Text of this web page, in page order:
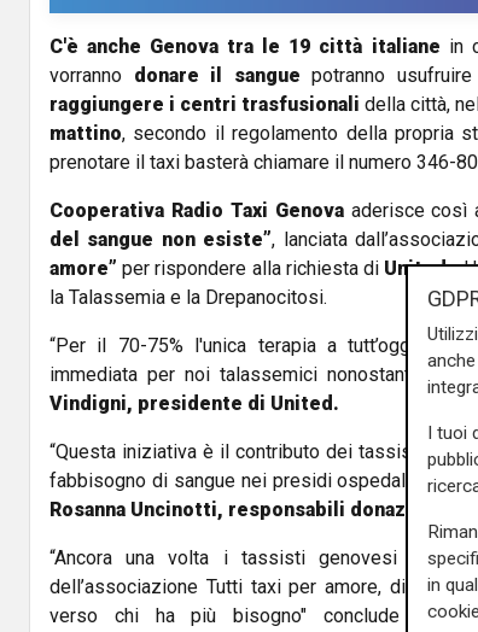
C'è anche Genova tra le 19 città italiane in
vorranno donare il sangue potranno
raggiungere i centri trasfusionali della città,
mattino, secondo il regolamento della propria
prenotare il taxi basterà chiamare il numero 346-
Cooperativa Radio Taxi Genovaaderisce così
del sangue non esiste”, lanciata
amore” per rispondere alla richiesta di United-
la Talassemia e la Drepanocitosi.
“Per il 70-75% l'unica terapia a tutt’oggi è la
immediata per noi talassemici nonostante le
Vindigni, presidente di United.
“Questa iniziativa è il contributo dei tassisti
fabbisogno di sangue nei presidi ospedalieri"
Rosanna Uncinotti, responsabili donazioni
“Ancora una volta i tassisti genovesi hanno
dell’associazione Tutti taxi per amore,
verso chi ha più bisogno" conclude
I tuoi
in